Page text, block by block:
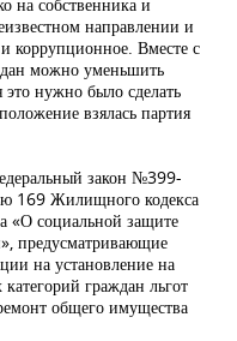
направлении и
коррупционное. Вместе с
можно уменьшить
нужно было сделать
взялась партия
закон №399-
169 Жилищного кодекса
«О социальной защите
предусматривающие
на установление на
граждан льгот
общего имущества